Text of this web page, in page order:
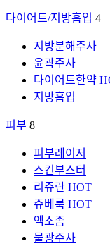
다이어트/지방흡입 4
지방분해주사
윤곽주사
다이어트한약
지방흡입
피부 8
피부레이저
스킨부스터
리쥬란 HOT
쥬베룩 HOT
엑소좀
물광주사